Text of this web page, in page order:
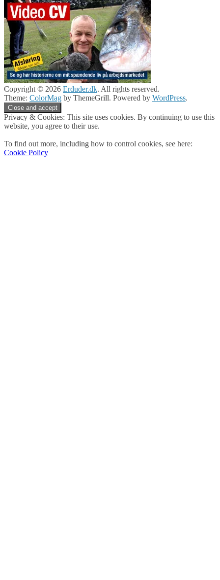
Copyright © 2026 Erduder.dk. All rights reserved.
Theme: ColorMag by ThemeGrill. Powered by WordPress.
Privacy & Cookies: This site uses cookies. By continuing to use this
website, you agree to their use.
To find out more, including how to control cookies, see here:
Cookie Policy